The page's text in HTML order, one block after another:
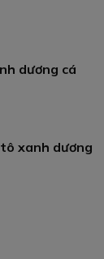
dương cá
xanh dương